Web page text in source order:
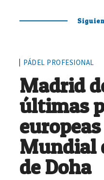
PÁDEL PROFESIONAL
Madrid
últimas
Mundial
de Doha